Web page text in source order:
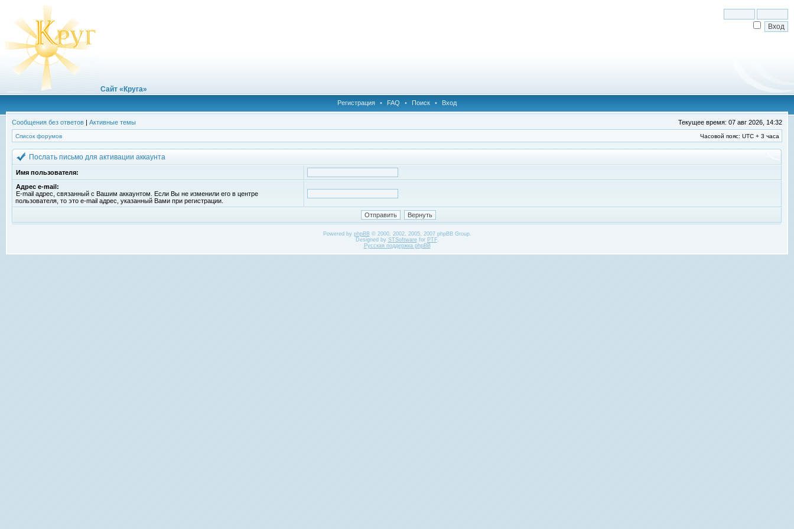
Сайт «Круга»
Регистрация • FAQ • Поиск • Вход
Сообщения без ответов | Активные темы Текущее время: 07 авг 2026, 14:32
Список форумов Часовой пояс: UTC + 3 часа
Послать письмо для активации аккаунта
Имя пользователя:
Адрес e-mail:
E-mail адрес, связанный с Вашим аккаунтом. Если Вы не изменили его в центре
пользователя, то это e-mail адрес, указанный Вами при регистрации.
Powered by phpBB© 2000, 2002, 2005, 2007 phpBB Group.
Designed by STSoftwarefor PTF.
Русская поддержка phpBB